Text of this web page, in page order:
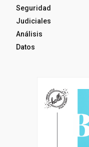
Seguridad
Judiciales
Análisis
Datos